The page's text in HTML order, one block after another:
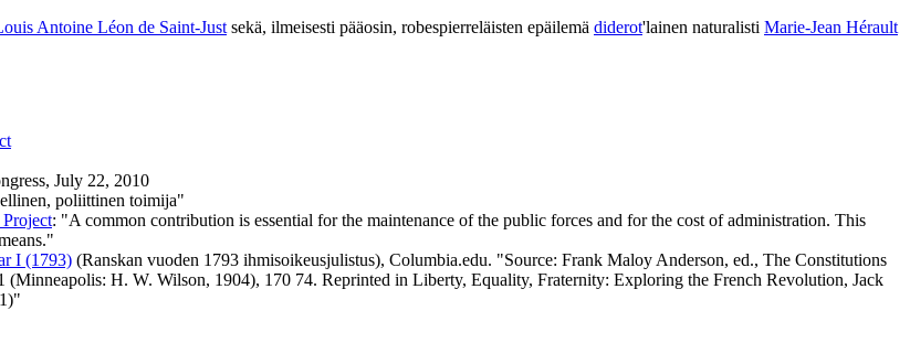
Antoine Léon de Saint-Just sekä, ilmeisesti pääosin, robespierreläisten epäilemä diderot'lainen naturalisti Marie-Jean Hérault
July 22, 2010
poliittinen toimija"
: "A common contribution is essential for the maintenance of the public forces and for the cost of administration. This
I (1793) (Ranskan vuoden 1793 ihmisoikeusjulistus), Columbia.edu. "Source: Frank Maloy Anderson, ed., The Constitutions
H. W. Wilson, 1904), 170 74. Reprinted in Liberty, Equality, Fraternity: Exploring the French Revolution, Jack